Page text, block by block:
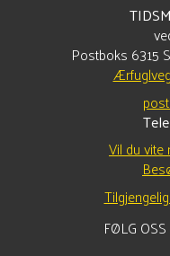
Postboks 6315
Vil du
FØLG